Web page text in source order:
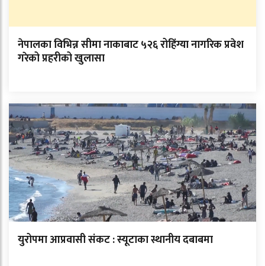
नेपालका विभिन्न सीमा नाकाबाट ५२६ रोहिंग्या नागरिक प्रवेश
गरेको प्रहरीको खुलासा
युरोपमा आप्रवासी संकट : स्यूटाका स्थानीय दबाबमा